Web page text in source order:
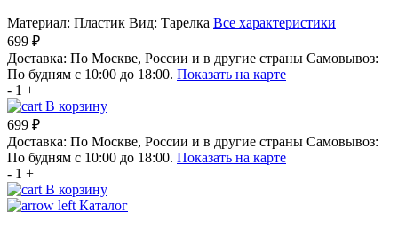
Материал: Пластик Вид: Тарелка Все характеристики
699 ₽
Доставка: По Москве, России и в другие страны Самовывоз:
По будням с 10:00 до 18:00. Показать на карте
- 1 +
В корзину
699 ₽
Доставка: По Москве, России и в другие страны Самовывоз:
По будням с 10:00 до 18:00. Показать на карте
- 1 +
В корзину
Каталог